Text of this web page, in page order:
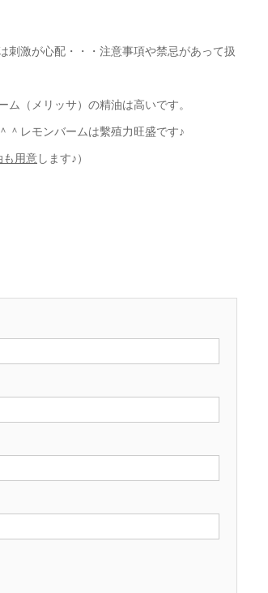
刺激が心配・・・注意事項や禁忌があって扱
（メリッサ）の精油は高いです。
＾レモンバームは繫殖力旺盛です♪
も用意します♪）